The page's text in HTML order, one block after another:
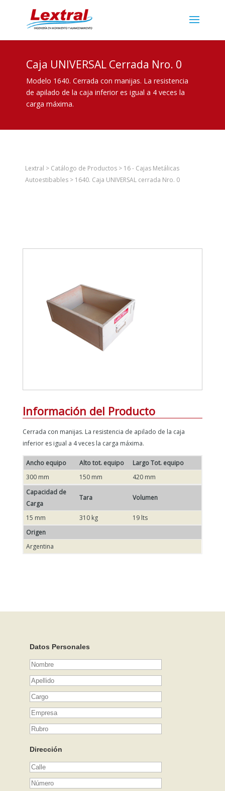
Caja UNIVERSAL Cerrada Nro. 0
Modelo 1640. Cerrada con manijas. La resistencia
de apilado de la caja inferior es igual a 4 veces la
carga máxima.
Lextral > Catálogo de Productos> 16 - Cajas Metálicas
Autoestibables> 1640. Caja UNIVERSAL cerrada Nro. 0
Información del Producto
Cerrada con manijas. La resistencia de apilado de la caja
inferior es igual a 4 veces la carga máxima.
Ancho equipo Alto tot. equipo
Largo Tot. equipo
300 mm
150 mm
420 mm
Capacidad de
Carga
Tara Volumen
15 mm 310 kg
19 lts
Origen
Argentina
Datos Personales
Dirección